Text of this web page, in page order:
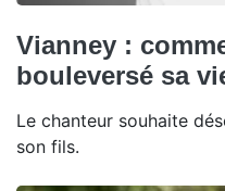
Vianney :
bouleversé sa
Le chanteur souhaite
son fils.